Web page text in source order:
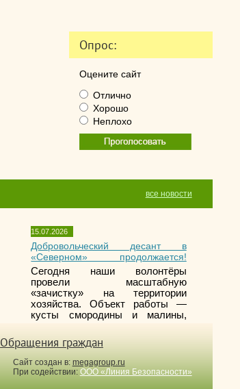
Опрос:
Оцените сайт
Отлично
Хорошо
Неплохо
все новости
15.07.2026
Добровольческий десант в
«Северном» продолжается!
Сегодня наши волонтёры
провели масштабную
«зачистку» на территории
хозяйства. Объект работы —
кусты смородины и малины,
Обращения граждан
Сайт создан в: megagroup.ru
При содействии: ООО «Линия Безопасности»